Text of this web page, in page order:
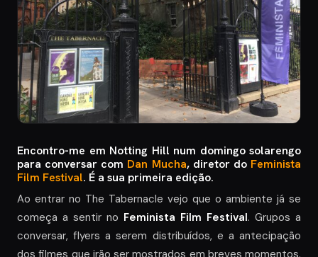
Encontro-me em Notting Hill num domingo solarengo
para conversar com Dan Mucha, diretor do Feminista
Film Festival. É a sua primeira edição.
Ao entrar no The Tabernacle vejo que o ambiente já se
começa a sentir no Feminista Film Festival. Grupos a
conversar, flyers a serem distribuídos, e a antecipação